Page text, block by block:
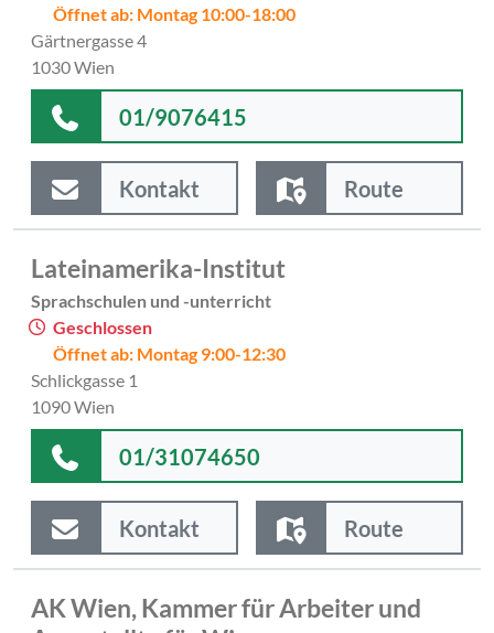
Öffnet ab: Montag 10:00-18:00
Gärtnergasse 4
1030 Wien
01/9076415
Kontakt Route
Lateinamerika-Institut
Sprachschulen und -unterricht
Geschlossen
Öffnet ab: Montag 9:00-12:30
Schlickgasse 1
1090 Wien
01/31074650
Kontakt Route
AK Wien, Kammer für Arbeiter und